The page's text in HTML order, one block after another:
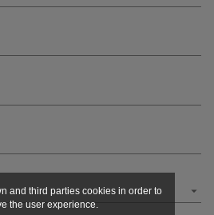
and third parties cookies in order to
the user experience.